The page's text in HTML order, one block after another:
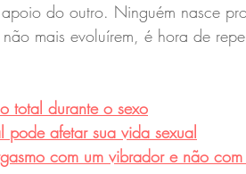
do outro. Ninguém nasce
mais evoluírem, é hora de
total durante o sexo
pode afetar sua vida sexual
com um vibrador e não